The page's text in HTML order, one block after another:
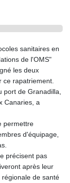
sanitaires en
de l'OMS"
les deux
rapatriement.
de Granadilla,
Canaries, a
permettre
d'équipage,
précisent pas
après leur
de santé